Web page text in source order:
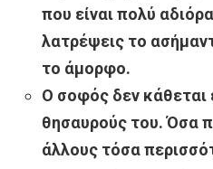
που είναι πολύ
λατρέψεις το
το άμορφο.
Ο σοφός δεν
θησαυρούς του. Όσα
άλλους τόσα